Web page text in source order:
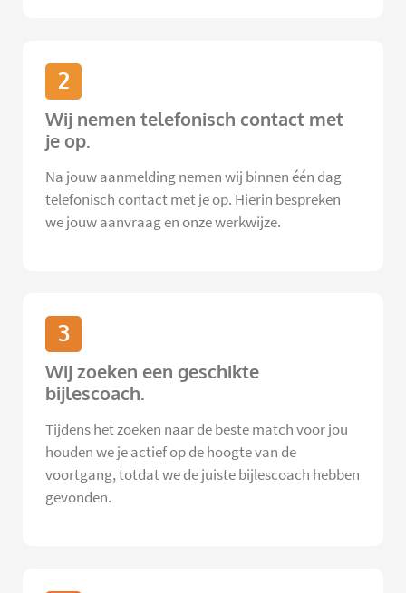
2
Wij nemen telefonisch contact met
je op.
Na jouw aanmelding nemen wij binnen één dag
telefonisch contact met je op. Hierin bespreken
we jouw aanvraag en onze werkwijze.
3
Wij zoeken een geschikte
bijlescoach.
Tijdens het zoeken naar de beste match voor jou
houden we je actief op de hoogte van de
voortgang, totdat we de juiste bijlescoach hebben
gevonden.